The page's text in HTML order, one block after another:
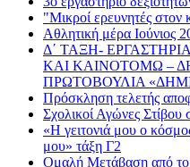
"Μικροί ερευνητές
Αθλητική μέρα Ιούνιος
Δ΄ ΤΑΞΗ-
ΚΑΙ ΚΑΙΝΟΤΟΜΩ –
ΠΡΩΤΟΒΟΥΛΙΑ
Πρόσκληση τελετής
Σχολικοί Αγώνες Στίβου
«Η γειτονιά μου ο
μου» τάξη Γ2
Ομαλή Μετάβαση από το